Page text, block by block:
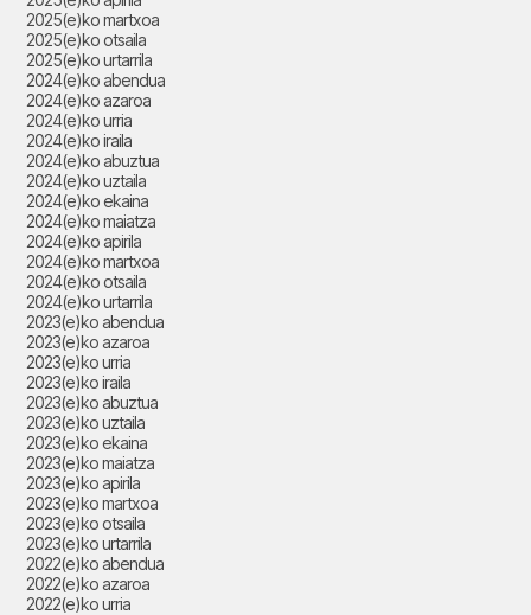
2025(e)ko martxoa
2025(e)ko otsaila
2025(e)ko urtarrila
2024(e)ko abendua
2024(e)ko azaroa
2024(e)ko urria
2024(e)ko iraila
2024(e)ko abuztua
2024(e)ko uztaila
2024(e)ko ekaina
2024(e)ko maiatza
2024(e)ko apirila
2024(e)ko martxoa
2024(e)ko otsaila
2024(e)ko urtarrila
2023(e)ko abendua
2023(e)ko azaroa
2023(e)ko urria
2023(e)ko iraila
2023(e)ko abuztua
2023(e)ko uztaila
2023(e)ko ekaina
2023(e)ko maiatza
2023(e)ko apirila
2023(e)ko martxoa
2023(e)ko otsaila
2023(e)ko urtarrila
2022(e)ko abendua
2022(e)ko azaroa
2022(e)ko urria